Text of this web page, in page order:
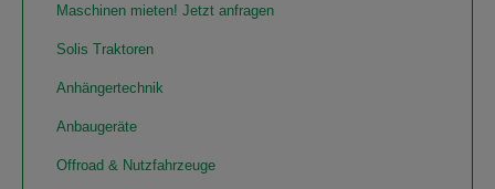
Maschinen mieten! Jetzt anfragen
Solis Traktoren
Anhängertechnik
Anbaugeräte
Offroad & Nutzfahrzeuge